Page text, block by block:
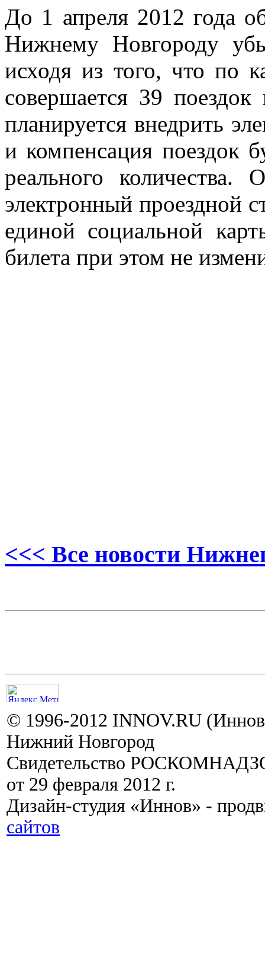
До 1 апреля 2012 года
Нижнему Новгороду
исходя из того, что по
совершается 39
планируется внедрить
и компенсация поездок
реального
электронный проездной
единой социальной
билета при этом не
<<< Все новости
© 1996-2012 INNOV.RU
Нижний Новгород
Свидетельство
от 29 февраля 2012 г.
Дизайн-студия «Иннов» -
сайтов